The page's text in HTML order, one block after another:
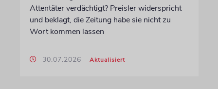
Attentäter verdächtigt? Preisler widerspricht
und beklagt, die Zeitung habe sie nicht zu
Wort kommen lassen
30.07.2026 Aktualisiert